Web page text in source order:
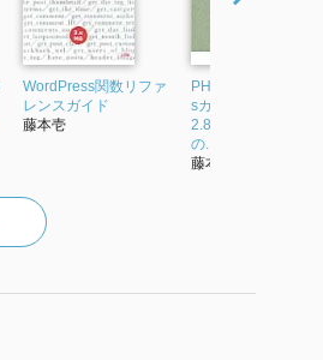
WordPress関数リファ
レンスガイド
藤本壱
PHPによるWordPres
sカスタマイズブック
2.8対応 テンプレート
の...
藤本壱